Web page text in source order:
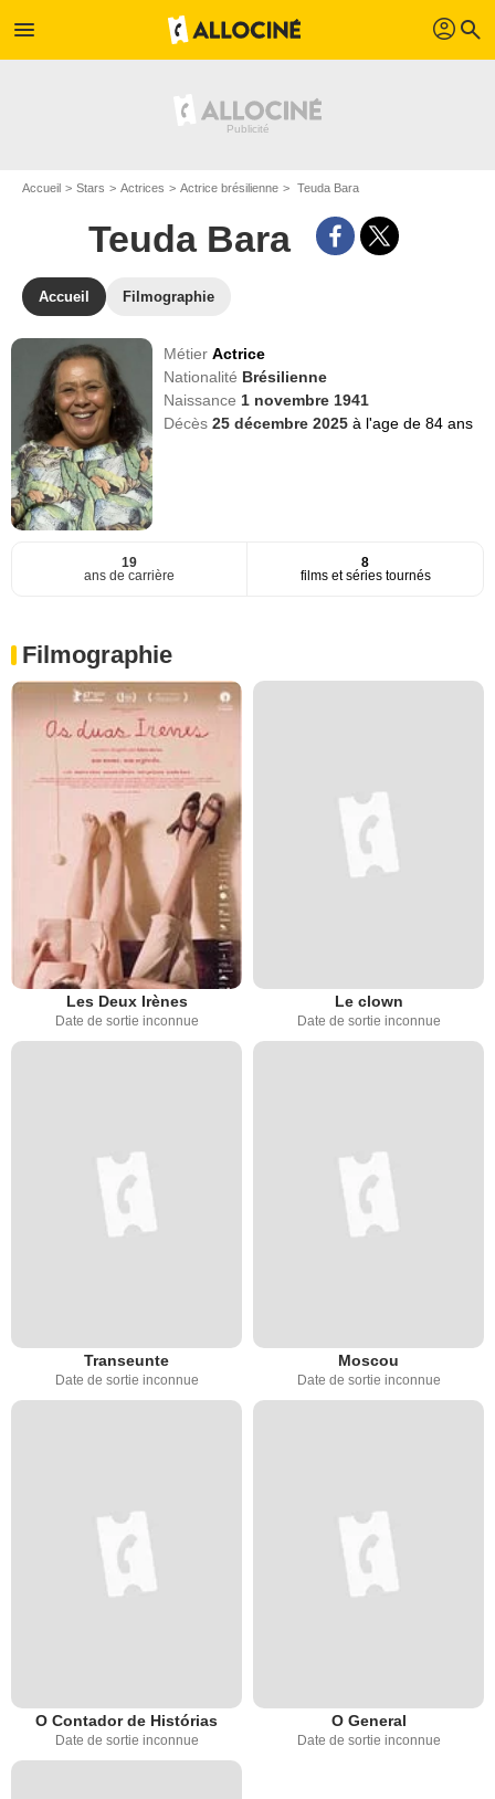
menu profil search
Accueil Stars Actrices Actrice brésilienne Teuda Bara
Teuda Bara
Accueil Filmographie
MétierActrice
Nationalité Brésilienne
Naissance 1 novembre 1941
Décès25 décembre 2025à l'age de 84 ans
19
ans de carrière
8
films et séries tournés
Filmographie
Les Deux Irènes
Date de sortie inconnue
Le clown
Date de sortie inconnue
Transeunte
Date de sortie inconnue
Moscou
Date de sortie inconnue
O Contador de Histórias
Date de sortie inconnue
O General
Date de sortie inconnue